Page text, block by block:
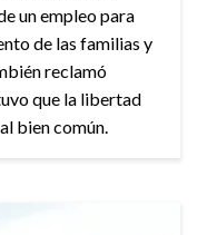
un empleo para
de las familias y
reclamó
que la libertad
bien común.